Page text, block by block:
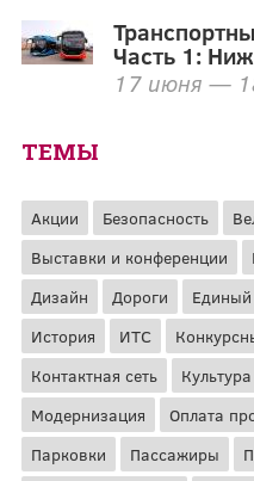
Часть 1:
17 июня —
ТЕМЫ
Акции Безопасность
Выставки и конференции
Дизайн
Дороги Единый
История
ИТС
Контактная сеть
Культура
Модернизация
Оплата
Парковки
Пассажиры